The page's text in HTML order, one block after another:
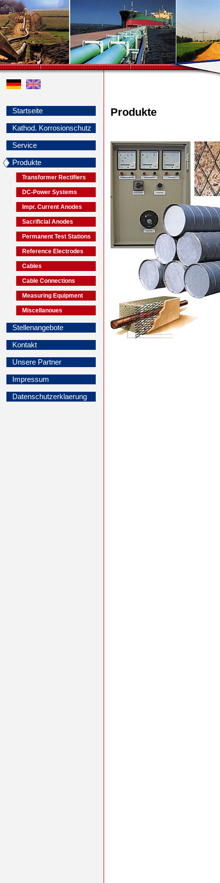
Startseite
Kathod. Korrosionschutz
Service
Produkte
Transformer Rectifiers
DC-Power Systems
Impr. Current Anodes
Sacrificial Anodes
Permanent Test Stations
Reference Electrodes
Cables
Cable Connections
Measuring Equipment
Miscellanoues
Stellenangebote
Kontakt
Unsere Partner
Impressum
Datenschutzerklaerung
Produkte